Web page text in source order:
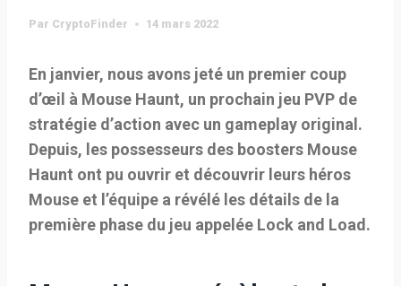
Par CryptoFinder 14 mars 2022
En janvier, nous avons jeté un premier coup
d’œil à Mouse Haunt, un prochain jeu PVP de
stratégie d’action avec un gameplay original.
Depuis, les possesseurs des boosters Mouse
Haunt ont pu ouvrir et découvrir leurs héros
Mouse et l’équipe a révélé les détails de la
première phase du jeu appelée Lock and Load.